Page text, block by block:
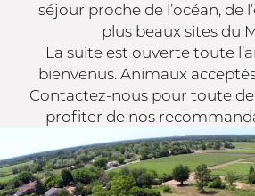
séjour proche de l’océan, de
plus beaux sites du
La suite est ouverte toute
bienvenus. Animaux
Contactez-nous pour toute
profiter de nos